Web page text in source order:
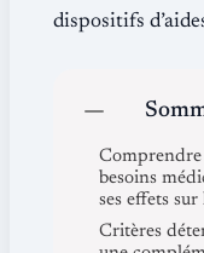
dispositifs
Comprendre
besoins
ses effets
Critères